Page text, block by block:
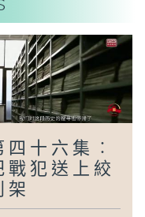
四十六集︰
戰犯送上絞
架